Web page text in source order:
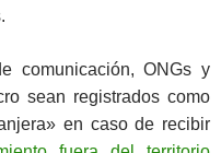
comunicación, ONGs y
sean registrados como
en caso de recibir